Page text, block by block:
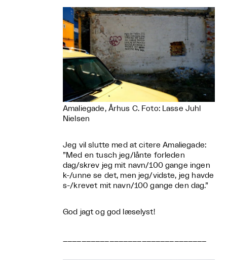
Amaliegade, Århus C. Foto: Lasse Juhl
Nielsen
Jeg vil slutte med at citere Amaliegade:
”Med en tusch jeg/lånte forleden
dag/skrev jeg mit navn/100 gange ingen
k-/unne se det, men jeg/vidste, jeg havde
s-/krevet mit navn/100 gange den dag.”
God jagt og god læselyst!